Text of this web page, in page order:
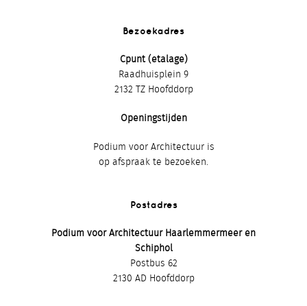
Bezoekadres
Cpunt (etalage)
Raadhuisplein 9
2132 TZ Hoofddorp
Openingstijden
Podium voor Architectuur is
op afspraak te bezoeken.
Postadres
Podium voor Architectuur Haarlemmermeer en
Schiphol
Postbus 62
2130 AD Hoofddorp